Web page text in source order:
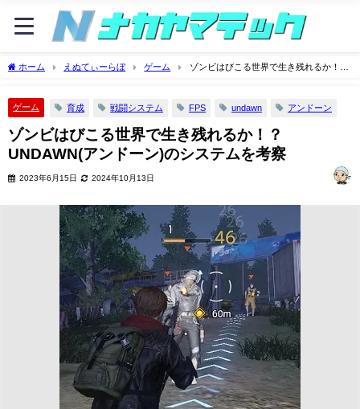
ホーム えぬてぃーらぼ ゲーム
ゾンビはびこる世界で生き残れるか！？
ゲーム 育成 戦闘システム FPS undawn アンドーン
ゾンビはびこる世界で生き残れるか！？
UNDAWN(アンドーン)のシステムを考察
2023年6月15日 2024年10月13日